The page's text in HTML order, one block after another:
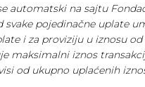
automatski na sajtu
pojedinačne uplate
i za proviziju u iznosu
maksimalni iznos
od ukupno uplaćenih